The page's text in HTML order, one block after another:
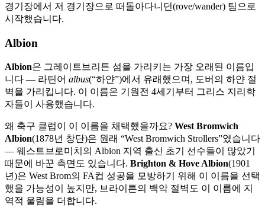
경기장에서 저 경기장으로 떠돌아다니던(rove/wander) 팀으로
시작했습니다.
Albion
Albion은 그레이트브리튼 섬을 가리키는 가장 오래된 이름입
니다 — 라틴어 albus(“하얀”)에서 유래했으며, 도버의 하얀 절
벽을 가리킵니다. 이 이름은 기원전 4세기부터 그리스 지리학
자들이 사용했습니다.
왜 축구 클럽이 이 이름을 채택했을까요? West Bromwich
Albion(1878년 창단)은 원래 “West Bromwich Strollers”였습니다
— 웨스트브로미치의 Albion 지역 출신 초기 선수들이 많았기
때문에 바꾼 측면도 있습니다. Brighton & Hove Albion(1901
년)은 West Brom의 FA컵 성공을 모방하기 위해 이 이름을 선택
했을 가능성이 높지만, 브라이튼의 백악 절벽도 이 이름에 지
역적 울림을 더합니다.